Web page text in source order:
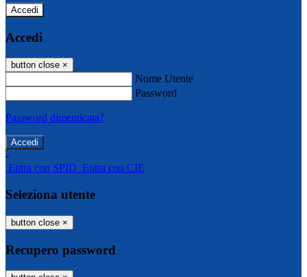
Accedi
Accedi
button close ×
Nome Utente
Password
Password dimenticata?
-
Entra con SPID Entra con CIE
Seleziona utente
button close ×
Recupero password